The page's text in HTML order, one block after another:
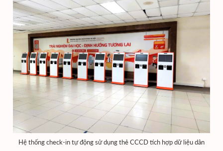
Hệ thống check-in tự động sử dụng thẻ CCCD tích hợp dữ liệu dân